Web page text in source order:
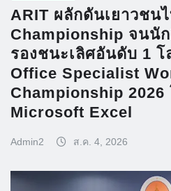
ARIT ผลักดันเยาวชน
Championship จนนั
รองชนะเลิศอันดับ 1
Office Specialist
Championship 2026
Microsoft Excel
Admin2 ส.ค. 4, 2026